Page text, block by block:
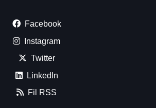
Facebook
Instagram
Twitter
LinkedIn
Fil RSS